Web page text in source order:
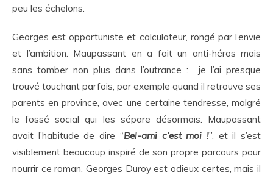
peu les échelons.
Georges est opportuniste et calculateur, rongé par l’envie
et l’ambition. Maupassant en a fait un anti-héros mais
sans tomber non plus dans l’outrance : je l’ai presque
trouvé touchant parfois, par exemple quand il retrouve ses
parents en province, avec une certaine tendresse, malgré
le fossé social qui les sépare désormais. Maupassant
avait l’habitude de dire “Bel-ami c’est moi !”, et il s’est
visiblement beaucoup inspiré de son propre parcours pour
nourrir ce roman. Georges Duroy est odieux certes, mais il